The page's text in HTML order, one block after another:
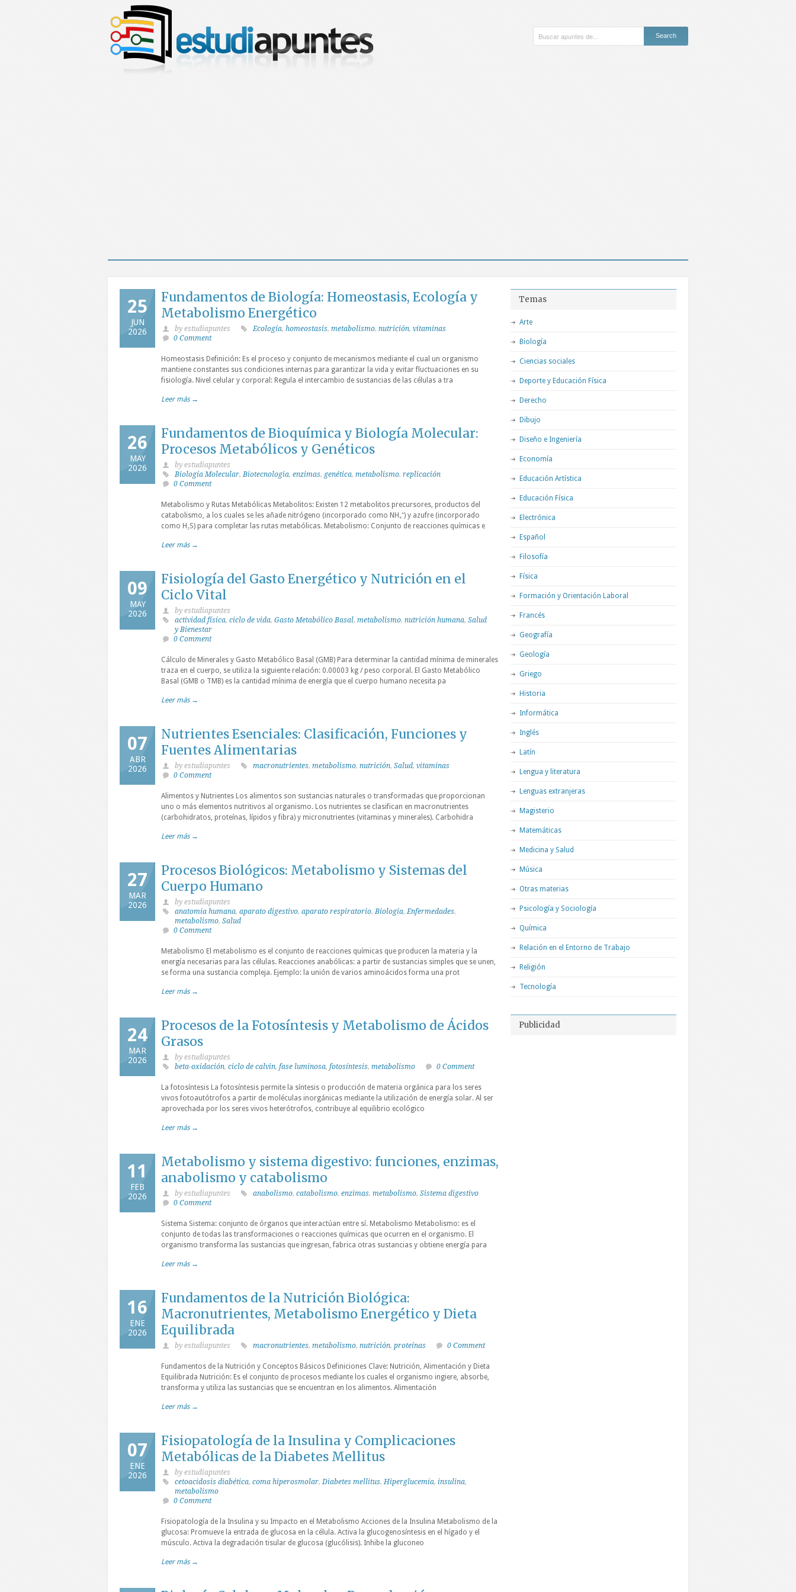
25
JUN
2026
Fundamentos de Biología: Homeostasis, Ecología y
Metabolismo Energético
by estudiapuntes Ecología, homeostasis, metabolismo, nutrición, vitaminas
0 Comment
Homeostasis Definición: Es el proceso y conjunto de mecanismos mediante el cual un organismo
mantiene constantes sus condiciones internas para garantizar la vida y evitar fluctuaciones en su
fisiología. Nivel celular y corporal: Regula el intercambio de sustancias de las células a tra
Leer más →
26
MAY
2026
Fundamentos de Bioquímica y Biología Molecular:
Procesos Metabólicos y Genéticos
by estudiapuntes
Biología Molecular,Biotecnologia, enzimas, genética, metabolismo, replicación
0 Comment
Metabolismo y Rutas Metabólicas Metabolitos: Existen 12 metabolitos precursores, productos del
catabolismo, a los cuales se les añade nitrógeno (incorporado como NH₄⁺) y azufre (incorporado
como H₂S) para completar las rutas metabólicas. Metabolismo: Conjunto de reacciones químicas e
Leer más →
09
MAY
2026
Fisiología del Gasto Energético y Nutrición en el
Ciclo Vital
by estudiapuntes
actividad física, ciclo de vida, Gasto Metabólico Basal, metabolismo, nutrición humana, Salud
y Bienestar
0 Comment
Cálculo de Minerales y Gasto Metabólico Basal (GMB) Para determinar la cantidad mínima de minerales
traza en el cuerpo, se utiliza la siguiente relación: 0.00003 kg / peso corporal. El Gasto Metabólico
Basal (GMB o TMB) es la cantidad mínima de energía que el cuerpo humano necesita pa
Leer más →
07
ABR
2026
Nutrientes Esenciales: Clasificación, Funciones y
Fuentes Alimentarias
by estudiapuntes macronutrientes, metabolismo, nutrición, Salud, vitaminas
0 Comment
Alimentos y Nutrientes Los alimentos son sustancias naturales o transformadas que proporcionan
uno o más elementos nutritivos al organismo. Los nutrientes se clasifican en macronutrientes
(carbohidratos, proteínas, lípidos y fibra) y micronutrientes (vitaminas y minerales). Carbohidra
Leer más →
27
MAR
2026
Procesos Biológicos: Metabolismo y Sistemas del
Cuerpo Humano
by estudiapuntes
anatomía humana, aparato digestivo, aparato respiratorio,Biología,Enfermedades,
metabolismo, Salud
0 Comment
Metabolismo El metabolismo es el conjunto de reacciones químicas que producen la materia y la
energía necesarias para las células. Reacciones anabólicas: a partir de sustancias simples que se unen,
se forma una sustancia compleja. Ejemplo: la unión de varios aminoácidos forma una prot
Leer más →
24
MAR
2026
Procesos de la Fotosíntesis y Metabolismo de Ácidos
Grasos
by estudiapuntes
beta-oxidación, ciclo de calvin, fase luminosa, fotosíntesis, metabolismo 0 Comment
La fotosíntesis La fotosíntesis permite la síntesis o producción de materia orgánica para los seres
vivos fotoautótrofos a partir de moléculas inorgánicas mediante la utilización de energía solar. Al ser
aprovechada por los seres vivos heterótrofos, contribuye al equilibrio ecológico
Leer más →
11
FEB
2026
Metabolismo y sistema digestivo: funciones, enzimas,
anabolismo y catabolismo
by estudiapuntes anabolismo, catabolismo, enzimas, metabolismo, Sistema digestivo
0 Comment
Sistema Sistema: conjunto de órganos que interactúan entre sí. Metabolismo Metabolismo: es el
conjunto de todas las transformaciones o reacciones químicas que ocurren en el organismo. El
organismo transforma las sustancias que ingresan, fabrica otras sustancias y obtiene energía para
Leer más →
16
ENE
2026
Fundamentos de la Nutrición Biológica:
Macronutrientes, Metabolismo Energético y Dieta
Equilibrada
by estudiapuntes macronutrientes, metabolismo, nutrición, proteínas 0 Comment
Fundamentos de la Nutrición y Conceptos Básicos Definiciones Clave: Nutrición, Alimentación y Dieta
Equilibrada Nutrición: Es el conjunto de procesos mediante los cuales el organismo ingiere, absorbe,
transforma y utiliza las sustancias que se encuentran en los alimentos. Alimentación
Leer más →
07
ENE
2026
Fisiopatología de la Insulina y Complicaciones
Metabólicas de la Diabetes Mellitus
by estudiapuntes
cetoacidosis diabética, coma hiperosmolar,Diabetes mellitus,Hiperglucemia, insulina,
metabolismo
0 Comment
Fisiopatología de la Insulina y su Impacto en el Metabolismo Acciones de la Insulina Metabolismo de la
glucosa: Promueve la entrada de glucosa en la célula. Activa la glucogenosíntesis en el hígado y el
músculo. Activa la degradación tisular de glucosa (glucólisis). Inhibe la gluconeo
Leer más →
Temas
Arte
Biología
Ciencias sociales
Deporte y Educación Física
Derecho
Dibujo
Diseño e Ingeniería
Economía
Educación Artística
Educación Física
Electrónica
Español
Filosofía
Física
Formación y Orientación Laboral
Francés
Geografía
Geología
Griego
Historia
Informática
Inglés
Latín
Lengua y literatura
Lenguas extranjeras
Magisterio
Matemáticas
Medicina y Salud
Música
Otras materias
Psicología y Sociología
Química
Relación en el Entorno de Trabajo
Religión
Tecnología
Publicidad